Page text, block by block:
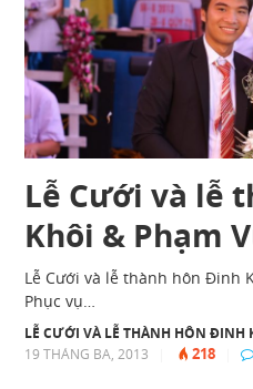
Lễ Cưới và lễ
Khôi & Phạm
Lễ Cưới và lễ thành hôn Đinh
Phục vụ…
LỄ CƯỚI VÀ LỄ THÀNH HÔN
19 THÁNG BA, 2013
218